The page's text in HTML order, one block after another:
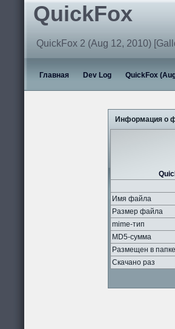
QuickFox
QuickFox 2 (Aug 12, 2010)
Главная Dev Log QuickFox
Информация о
Имя файла
Размер файла
mime-тип
MD5-сумма
Размещен в папке
Скачано раз